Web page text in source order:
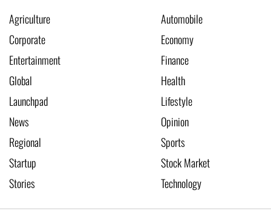
Agriculture
Automobile
Corporate
Economy
Entertainment
Finance
Global
Health
Launchpad
Lifestyle
News
Opinion
Regional
Sports
Startup
Stock Market
Stories
Technology